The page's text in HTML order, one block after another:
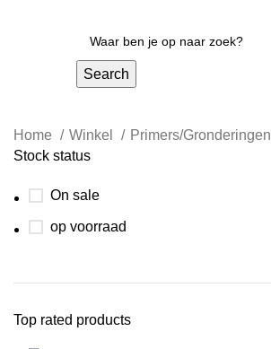
Search
Home Winkel Primers/Gronderingen
Stock status
On sale
op voorraad
Top rated products